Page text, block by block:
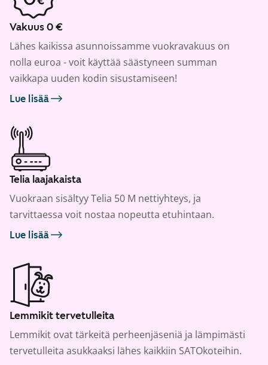
Vakuus 0 €
Lähes kaikissa asunnoissamme vuokravakuus on
nolla euroa - voit käyttää säästyneen summan
vaikkapa uuden kodin sisustamiseen!
Lue lisää
Telia laajakaista
Vuokraan sisältyy Telia 50 M nettiyhteys, ja
tarvittaessa voit nostaa nopeutta etuhintaan.
Lue lisää
Lemmikit tervetulleita
Lemmikit ovat tärkeitä perheenjäseniä ja lämpimästi
tervetulleita asukkaaksi lähes kaikkiin SATOkoteihin.